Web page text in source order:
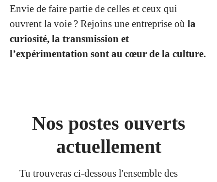
Envie de faire partie de celles et ceux qui
ouvrent la voie ? Rejoins une entreprise où la
curiosité, la transmission et
l’expérimentation sont au cœur de la culture.
Nos postes ouverts
actuellement
Tu trouveras ci-dessous l'ensemble des